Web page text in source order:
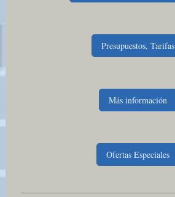
Presupuestos, Tarifas
Más información
Ofertas Especiales